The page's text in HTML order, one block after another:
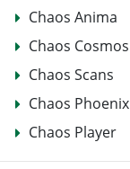
Chaos Anima
Chaos Cosmos
Chaos Scans
Chaos Phoenix
Chaos Player